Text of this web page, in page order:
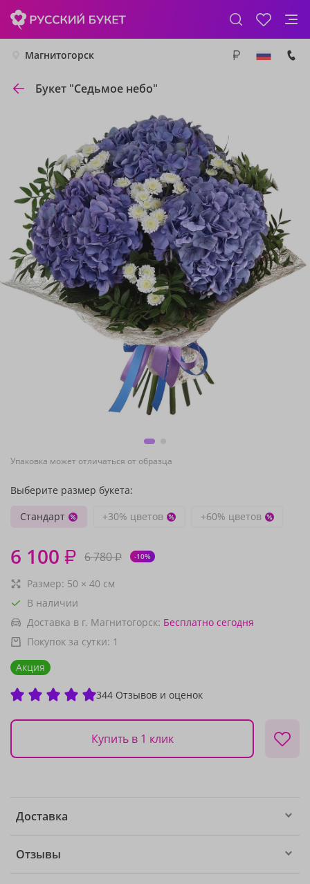
Магнитогорск
Букет "Седьмое небо"
Упаковка может отличаться от образца
Выберите размер букета:
Стандарт
+30% цветов +60% цветов
6 100 ₽ 6 780₽ -10%
Размер: 50 × 40 см
В наличии
Доставка в г. Магнитогорск: Бесплатно сегодня
Покупок за сутки: 1
Акция
344 Отзывов и оценок
Купить в 1 клик
Доставка
Отзывы